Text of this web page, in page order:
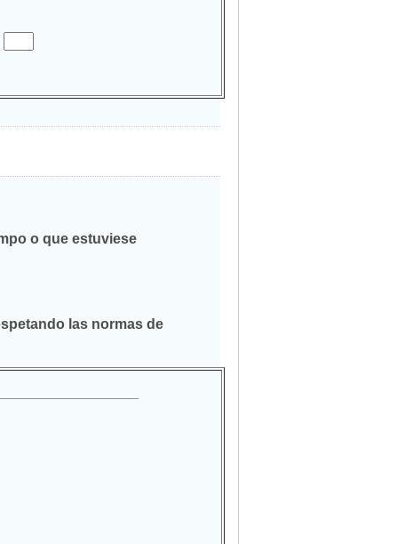
o que estuviese
las normas de